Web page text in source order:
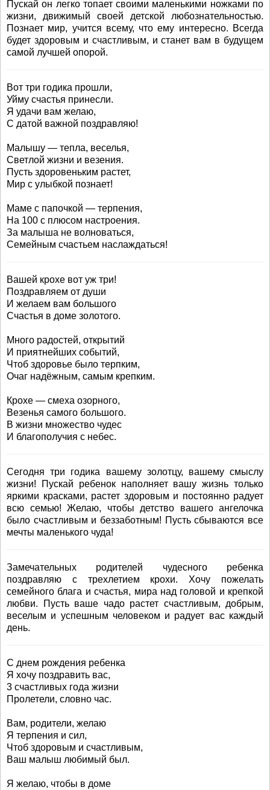
Пускай он легко топает своими маленькими ножками по
жизни, движимый своей детской любознательностью.
Познает мир, учится всему, что ему интересно. Всегда
будет здоровым и счастливым, и станет вам в будущем
самой лучшей опорой.
Вот три годика прошли,
Уйму счастья принесли.
Я удачи вам желаю,
С датой важной поздравляю!
Малышу — тепла, веселья,
Светлой жизни и везения.
Пусть здоровеньким растет,
Мир с улыбкой познает!
Маме с папочкой — терпения,
На 100 с плюсом настроения.
За малыша не волноваться,
Семейным счастьем наслаждаться!
Вашей крохе вот уж три!
Поздравляем от души
И желаем вам большого
Счастья в доме золотого.
Много радостей, открытий
И приятнейших событий,
Чтоб здоровье было терпким,
Очаг надёжным, самым крепким.
Крохе — смеха озорного,
Везенья самого большого.
В жизни множество чудес
И благополучия с небес.
Сегодня три годика вашему золотцу, вашему смыслу
жизни! Пускай ребенок наполняет вашу жизнь только
яркими красками, растет здоровым и постоянно радует
всю семью! Желаю, чтобы детство вашего ангелочка
было счастливым и беззаботным! Пусть сбываются все
мечты маленького чуда!
Замечательных родителей чудесного ребенка
поздравляю с трехлетием крохи. Хочу пожелать
семейного блага и счастья, мира над головой и крепкой
любви. Пусть ваше чадо растет счастливым, добрым,
веселым и успешным человеком и радует вас каждый
день.
С днем рождения ребенка
Я хочу поздравить вас,
3 счастливых года жизни
Пролетели, словно час.
Вам, родители, желаю
Я терпения и сил,
Чтоб здоровым и счастливым,
Ваш малыш любимый был.
Я желаю, чтобы в доме